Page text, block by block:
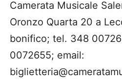
Camerata Musicale
Oronzo Quarta 20 a
bonifico; tel. 348
0072655; email: